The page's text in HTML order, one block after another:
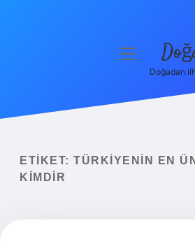
Yasal Uyarı
menüyü
Doğadan
ETIKET: TÜRKIYENIN EN
KIMDIR